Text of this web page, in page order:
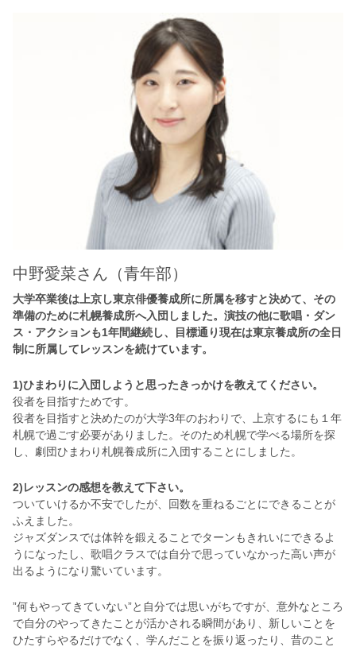
中野愛菜さん（青年部）
大学卒業後は上京し東京俳優養成所に所属を移すと決めて、その
準備のために札幌養成所へ入団しました。演技の他に歌唱・ダン
ス・アクションも1年間継続し、目標通り現在は東京養成所の全日
制に所属してレッスンを続けています。
1)ひまわりに入団しようと思ったきっかけを教えてください。
役者を目指すためです。
役者を目指すと決めたのが大学3年のおわりで、上京するにも１年
札幌で過ごす必要がありました。そのため札幌で学べる場所を探
し、劇団ひまわり札幌養成所に入団することにしました。
2)レッスンの感想を教えて下さい。
ついていけるか不安でしたが、回数を重ねるごとにできることが
ふえました。
ジャズダンスでは体幹を鍛えることでターンもきれいにできるよ
うになったし、歌唱クラスでは自分で思っていなかった高い声が
出るようになり驚いています。
”何もやってきていない”と自分では思いがちですが、意外なところ
で自分のやってきたことが活かされる瞬間があり、新しいことを
ひたすらやるだけでなく、学んだことを振り返ったり、昔のこと